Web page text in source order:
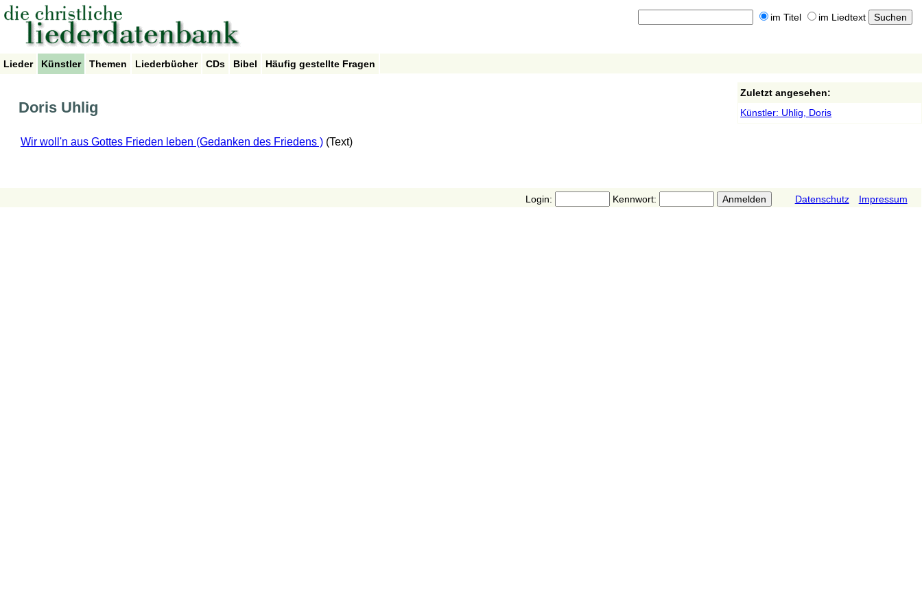
im Titel im Liedtext
Lieder Künstler Themen Liederbücher CDs Bibel Häufig gestellte Fragen
Doris Uhlig
Wir woll'n aus Gottes Frieden leben (Gedanken des Friedens ) (Text)
Zuletzt angesehen:
Künstler: Uhlig, Doris
Login: Kennwort: Datenschutz Impressum